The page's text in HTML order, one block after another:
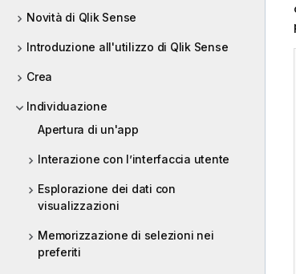
Novità di Qlik Sense
Introduzione all'utilizzo di Qlik Sense
Crea
Individuazione
Apertura di un'app
Interazione con l’interfaccia utente
Esplorazione dei dati con
visualizzazioni
Memorizzazione di selezioni nei
preferiti